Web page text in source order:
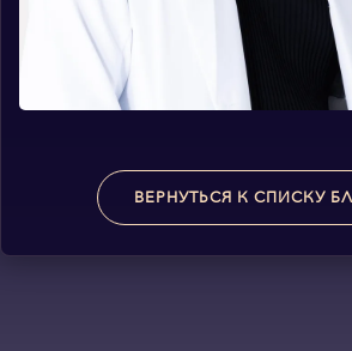
ВЕРНУТЬСЯ К СПИСКУ